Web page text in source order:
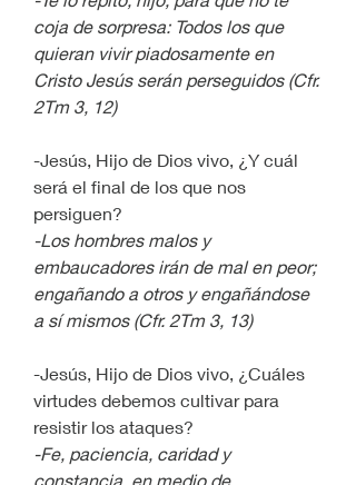
coja de sorpresa: Todos los que
quieran vivir piadosamente en
Cristo Jesús serán perseguidos (Cfr.
2Tm 3, 12)
-Jesús, Hijo de Dios vivo, ¿Y cuál
será el final de los que nos
persiguen?
-Los hombres malos y
embaucadores irán de mal en peor;
engañando a otros y engañándose
a sí mismos (Cfr. 2Tm 3, 13)
-Jesús, Hijo de Dios vivo, ¿Cuáles
virtudes debemos cultivar para
resistir los ataques?
-Fe, paciencia, caridad y
constancia, en medio de